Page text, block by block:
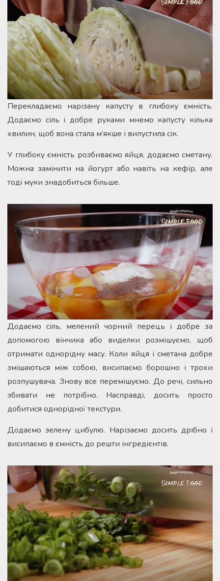
Перекладаємо нарізану капусту в глибоку ємність.
Додаємо сіль і добре руками мнемо капусту кілька
хвилин, щоб вона стала м’якше і випустила сік.
У глибоку ємність розбиваємо яйця, додаємо сметану.
Можна замінити на йогурт або навіть на кефір, але
тоді муки знадобиться більше.
Додаємо сіль, мелений чорний перець і добре за
допомогою вінчика або виделки розмішуємо, щоб
отримати однорідну масу. Коли яйця і сметана добре
змішаються між собою, висипаємо борошно і трохи
розпушувача. Знову все перемішуємо. До речі, сильно
збивати не потрібно. Насправді, досить просто
добитися однорідної текстури.
Додаємо зелену цибулю. Нарізаємо досить дрібно і
висипаємо в ємність до решти інгредієнтів.